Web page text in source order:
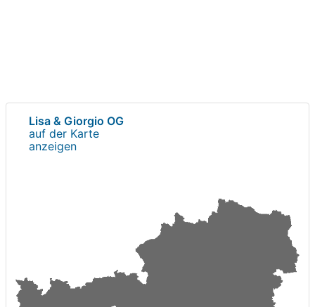
Lisa & Giorgio OG
auf der Karte
anzeigen